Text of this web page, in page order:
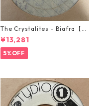
The Crystalites - Biafra【7-
21293】
¥13,281
5%OFF